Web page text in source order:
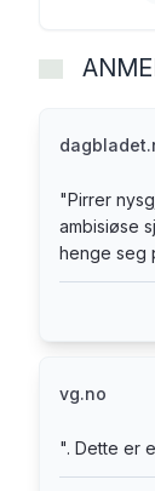
"Pirrer
ambisiøse
henge seg
vg.no
". Dette er